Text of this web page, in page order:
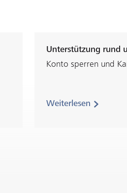
Unterstützung rund
Konto sperren und
Weiterlesen